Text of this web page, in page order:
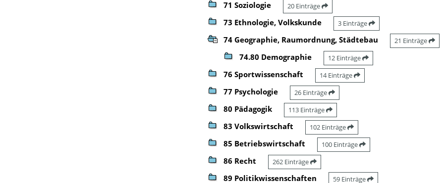
71 Soziologie 20 Einträge
73 Ethnologie, Volkskunde 3 Einträge
74 Geographie, Raumordnung, Städtebau 21 Einträge
74.80 Demographie 12 Einträge
76 Sportwissenschaft 14 Einträge
77 Psychologie 26 Einträge
80 Pädagogik 113 Einträge
83 Volkswirtschaft 102 Einträge
85 Betriebswirtschaft 100 Einträge
86 Recht 262 Einträge
89 Politikwissenschaften 59 Einträge